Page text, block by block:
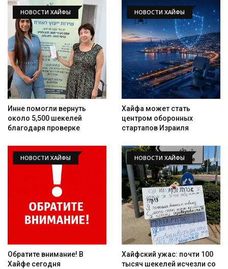
НОВОСТИ ХАЙФЫ
Инне помогли вернуть
около 5,500 шекелей
благодаря проверке
НОВОСТИ ХАЙФЫ
Хайфа может стать
центром оборонных
стартапов Израиля
НОВОСТИ ХАЙФЫ
Обратите внимание! В
Хайфе сегодня
НОВОСТИ ХАЙФЫ
Хайфский ужас: почти 100
тысяч шекелей исчезли со